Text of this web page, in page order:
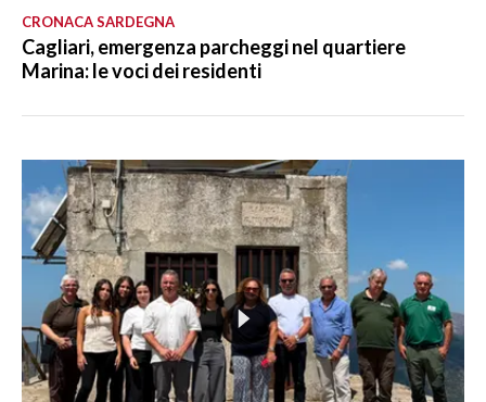
CRONACA SARDEGNA
Cagliari, emergenza parcheggi nel quartiere
Marina: le voci dei residenti